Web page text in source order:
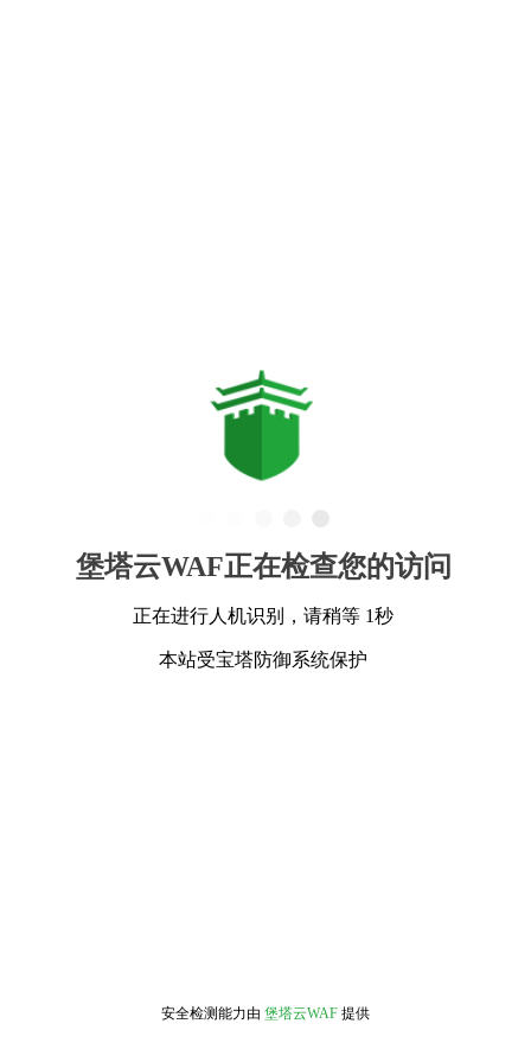
堡塔云WAF正在检查您的访问
正在进行人机识别，请稍等 1秒
本站受宝塔防御系统保护
安全检测能力由 堡塔云WAF 提供